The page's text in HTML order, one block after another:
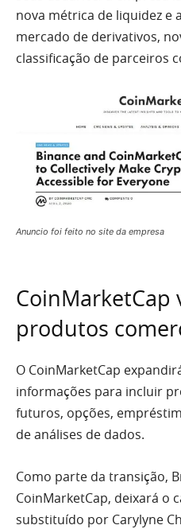
nova métrica de liquidez e
mercado de derivativos,
classificação de parceiros
Anuncio foi feito no site da empresa
CoinMarketCap
produtos
O CoinMarketCap
informações para incluir
futuros, opções,
de análises de dados.
Como parte da transição,
CoinMarketCap, deixará o
substituído por Carylyne